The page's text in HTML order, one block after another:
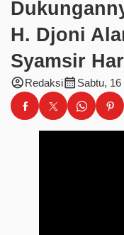
H. Djoni
Syamsir
account_circleRedaksicalendar_month Sabtu,